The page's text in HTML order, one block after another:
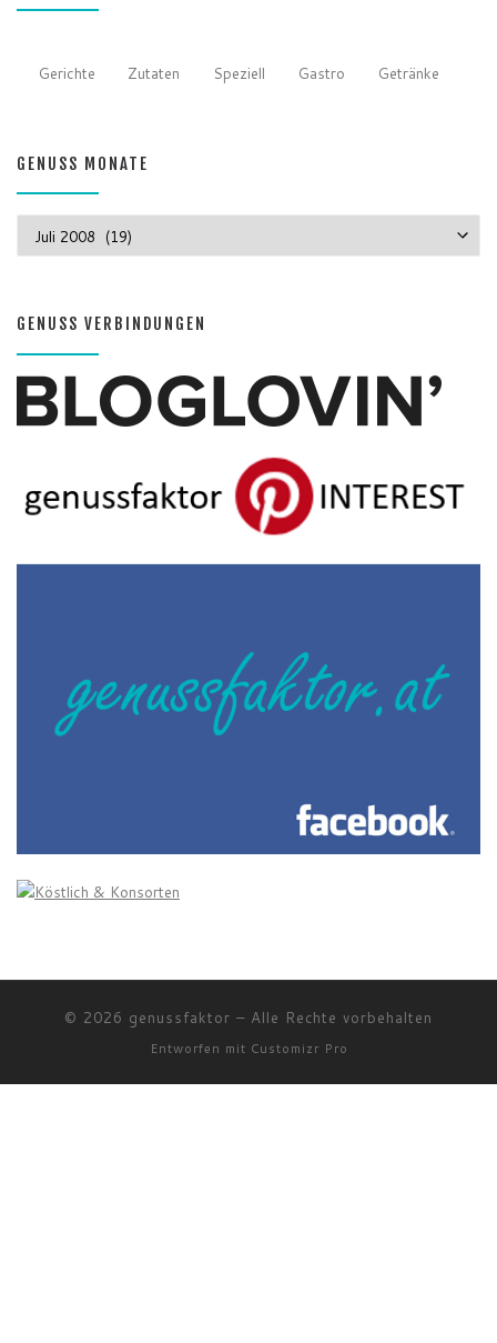
Gerichte Zutaten Speziell Gastro Getränke
GENUSS MONATE
GENUSS VERBINDUNGEN
© 2026 genussfaktor – Alle Rechte vorbehalten
Entworfen mit Customizr Pro